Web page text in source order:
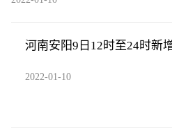
河南安阳9日12时至24时新
2022-01-10